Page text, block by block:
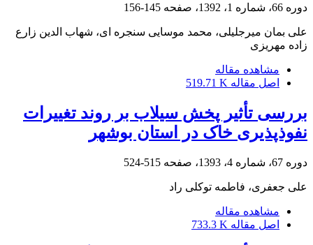
دوره 66، شماره 1، 1392، صفحه 145-156
علی بمان میرجلیلی، محمد موسایی سنجره ای، شهاب الدین زارع
زاده مهریزی
مشاهده مقاله
اصل مقاله 519.71 K
بررسی تأثیر پخش سیلاب بر روند تغییرات
نفوذپذیری خاک در استان بوشهر
دوره 67، شماره 4، 1393، صفحه 515-524
علی جعفری، فاطمه توکلی راد
مشاهده مقاله
اصل مقاله 733.3 K